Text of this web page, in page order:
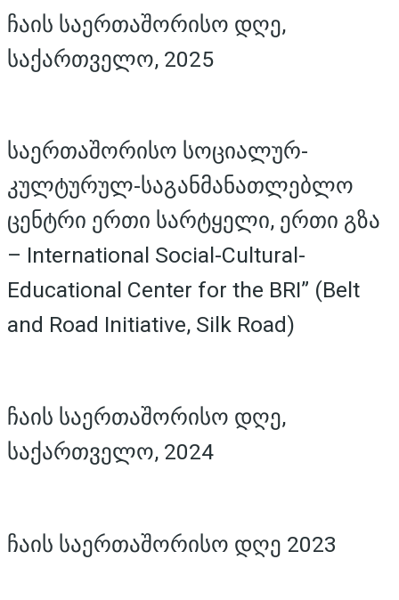
ჩაის საერთაშორისო დღე,
საქართველო, 2025
საერთაშორისო სოციალურ-
კულტურულ-საგანმანათლებლო
ცენტრი ერთი სარტყელი, ერთი გზა
– International Social-Cultural-
Educational Center for the BRI” (Belt
and Road Initiative, Silk Road)
ჩაის საერთაშორისო დღე,
საქართველო, 2024
ჩაის საერთაშორისო დღე 2023